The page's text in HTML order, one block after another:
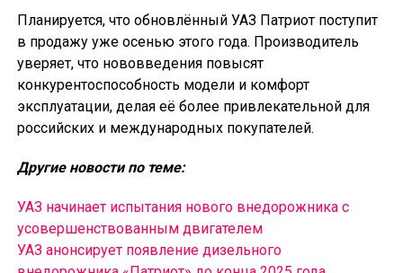
Планируется, что обновлённый УАЗ Патриот поступит
в продажу уже осенью этого года. Производитель
уверяет, что нововведения повысят
конкурентоспособность модели и комфорт
эксплуатации, делая её более привлекательной для
российских и международных покупателей.
Другие новости по теме:
УАЗ начинает испытания нового внедорожника с
усовершенствованным двигателем
УАЗ анонсирует появление дизельного